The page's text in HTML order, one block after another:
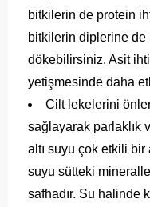
bitkilerin de protein
bitkilerin diplerine de
dökebilirsiniz. Asit
yetişmesinde daha
Cilt lekelerini önler
sağlayarak parlaklık
altı suyu çok etkili bir
suyu sütteki
safhadır. Su halinde